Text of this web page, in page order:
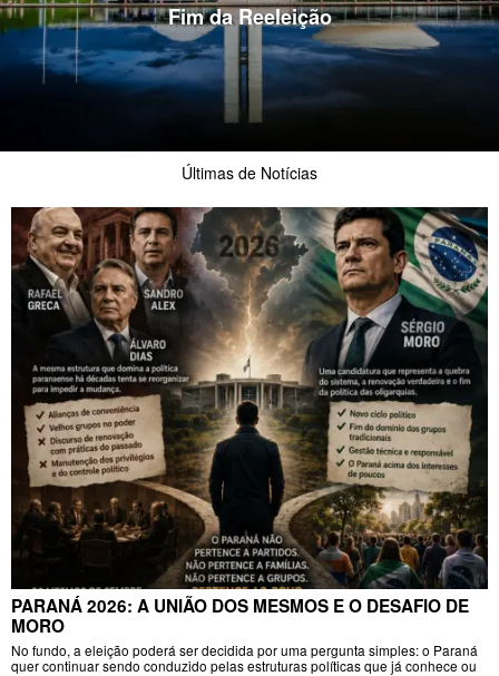
Fim da Reeleição
Últimas de Notícias
PARANÁ 2026: A UNIÃO DOS MESMOS E O DESAFIO DE
MORO
No fundo, a eleição poderá ser decidida por uma pergunta simples: o Paraná
quer continuar sendo conduzido pelas estruturas políticas que já conhece ou